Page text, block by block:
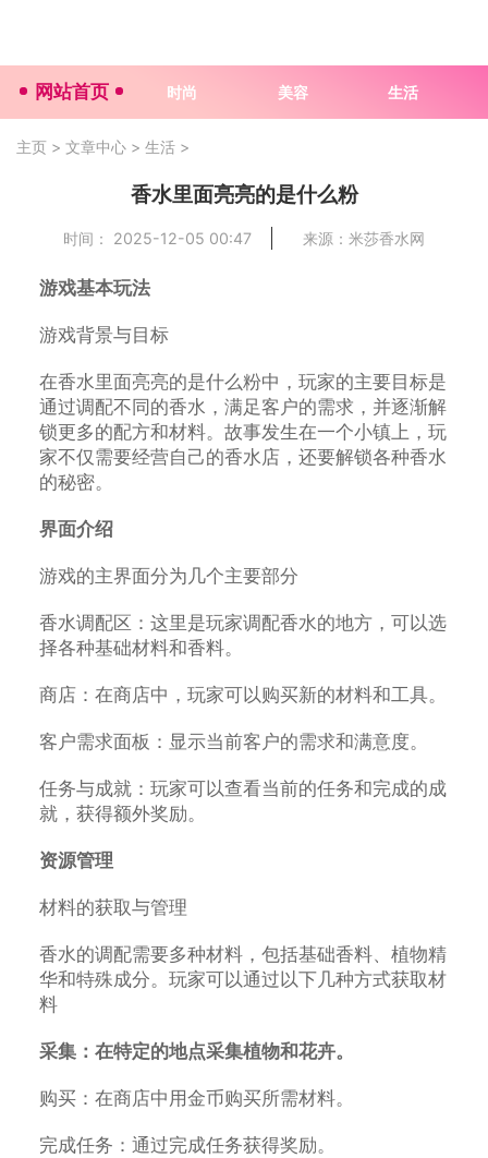
网站首页 时尚 美容 生活
主页 > 文章中心 > 生活 >
香水里面亮亮的是什么粉
时间： 2025-12-05 00:47 来源：米莎香水网
游戏基本玩法
游戏背景与目标
在香水里面亮亮的是什么粉中，玩家的主要目标是
通过调配不同的香水，满足客户的需求，并逐渐解
锁更多的配方和材料。故事发生在一个小镇上，玩
家不仅需要经营自己的香水店，还要解锁各种香水
的秘密。
界面介绍
游戏的主界面分为几个主要部分
香水调配区：这里是玩家调配香水的地方，可以选
择各种基础材料和香料。
商店：在商店中，玩家可以购买新的材料和工具。
客户需求面板：显示当前客户的需求和满意度。
任务与成就：玩家可以查看当前的任务和完成的成
就，获得额外奖励。
资源管理
材料的获取与管理
香水的调配需要多种材料，包括基础香料、植物精
华和特殊成分。玩家可以通过以下几种方式获取材
料
采集：在特定的地点采集植物和花卉。
购买：在商店中用金币购买所需材料。
完成任务：通过完成任务获得奖励。